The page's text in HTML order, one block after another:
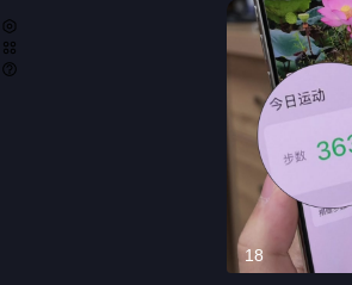
18